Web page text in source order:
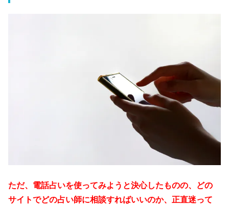
ただ、電話占いを使ってみようと決心したものの、どの
サイトでどの占い師に相談すればいいのか、正直迷って